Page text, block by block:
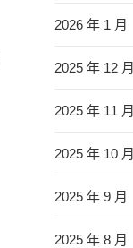
2026 年 1 月
2025 年 12 月
2025 年 11 月
2025 年 10 月
2025 年 9 月
2025 年 8 月